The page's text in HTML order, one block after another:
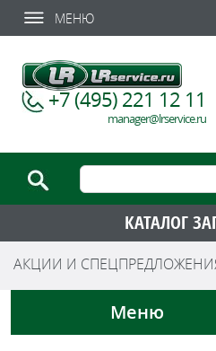
МЕНЮ
+7 (495) 221 12 11
manager@lrservice.ru
КАТАЛОГ
АКЦИИ И
Меню